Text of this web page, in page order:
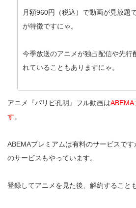
月額960円（税込）で動画が見放題
が特徴ですにゃ。
今季放送のアニメが独占配信や先行
れていることもありますにゃ。
アニメ『パリピ孔明』フル動画は
す。
ABEMAプレミアムは有料のサービスです
のサービスもやっています。
登録してアニメを見た後、解約すること